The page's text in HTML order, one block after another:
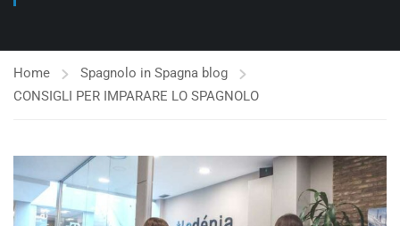
Home
Spagnolo in Spagna blog
CONSIGLI PER IMPARARE LO SPAGNOLO